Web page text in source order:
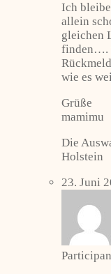
Ich
allein
gleichen
finden….
wie es
Grüße
mamimu
Die
Holstein
23. Juni